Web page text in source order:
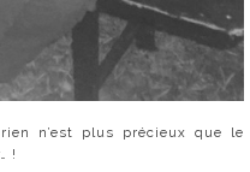
n’est plus précieux que le
!